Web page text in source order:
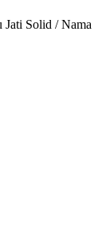
Solid / Nama